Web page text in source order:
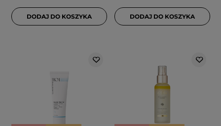
DODAJ DO KOSZYKA DODAJ DO KOSZYKA